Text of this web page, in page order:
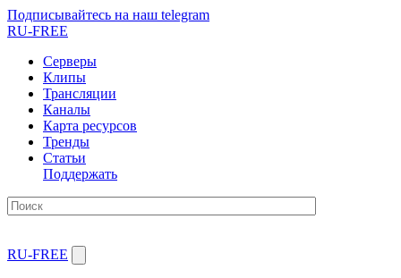
Подписывайтесь на наш telegram
RU-FREE
Серверы
Клипы
Трансляции
Каналы
Карта ресурсов
Тренды
Статьи
Поддержать
RU-FREE